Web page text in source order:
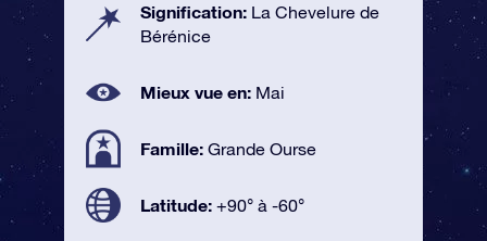
Signification: La Chevelure de
Bérénice
Mieux vue en: Mai
Famille: Grande Ourse
Latitude: +90° à -60°